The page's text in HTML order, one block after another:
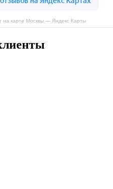
на карте Москвы — Яндекс Карты